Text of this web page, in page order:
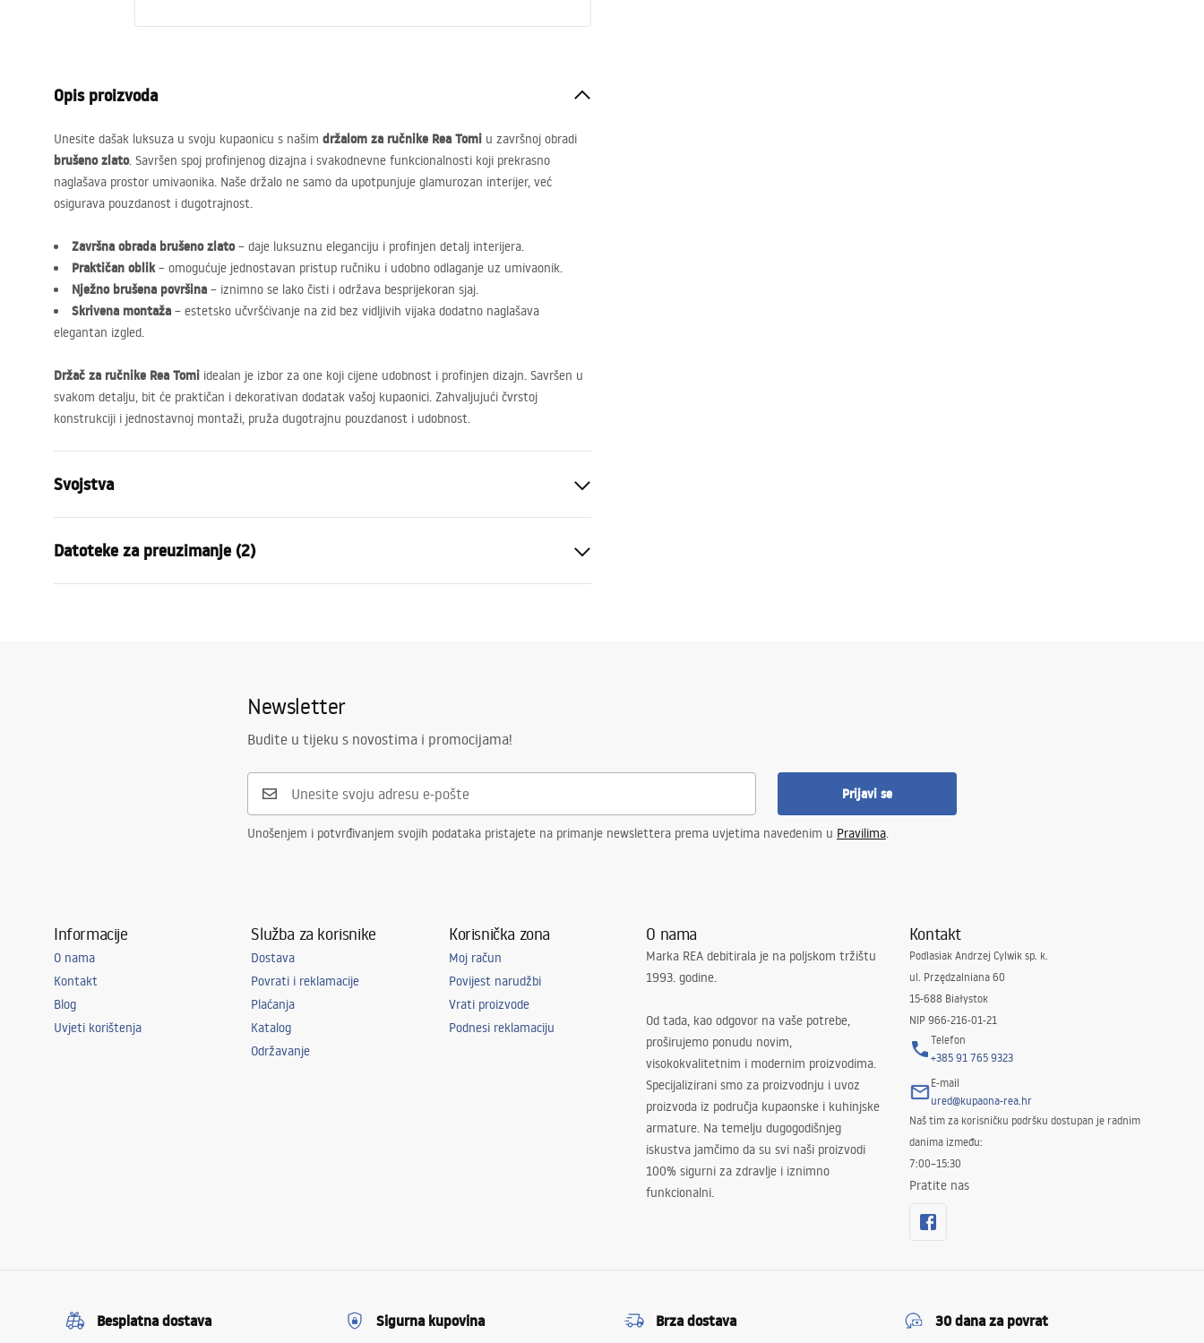
Opis proizvoda
Unesite dašak luksuza u svoju kupaonicu s našim držalom za ručnike Rea Tomi u završnoj obradi
brušeno zlato. Savršen spoj profinjenog dizajna i svakodnevne funkcionalnosti koji prekrasno
naglašava prostor umivaonika. Naše držalo ne samo da upotpunjuje glamurozan interijer, već
osigurava pouzdanost i dugotrajnost.
Završna obrada brušeno zlato– daje luksuznu eleganciju i profinjen detalj interijera.
Praktičan oblik– omogućuje jednostavan pristup ručniku i udobno odlaganje uz umivaonik.
Nježno brušena površina – iznimno se lako čisti i održava besprijekoran sjaj.
Skrivena montaža – estetsko učvršćivanje na zid bez vidljivih vijaka dodatno naglašava
elegantan izgled.
Držač za ručnike Rea Tomi idealan je izbor za one koji cijene udobnost i profinjen dizajn. Savršen u
svakom detalju, bit će praktičan i dekorativan dodatak vašoj kupaonici. Zahvaljujući čvrstoj
konstrukciji i jednostavnoj montaži, pruža dugotrajnu pouzdanost i udobnost.
Svojstva
Materijal
Način montaže
Na vijke
Tomi
24 mjeseca
Datoteke za preuzimanje (2)
Newsletter
Budite u tijeku s novostima i promocijama!
Prijavi se
Unošenjem i potvrđivanjem svojih podataka pristajete na primanje newslettera prema uvjetima navedenim u Pravilima.
Informacije
O nama
Kontakt
Blog
Uvjeti korištenja
Služba za korisnike
Dostava
Povrati i reklamacije
Plaćanja
Katalog
Održavanje
Korisnička zona
Moj račun
Povijest narudžbi
Vrati proizvode
Podnesi reklamaciju
O nama
Marka REA debitirala je na poljskom tržištu
1993. godine.
Od tada, kao odgovor na vaše potrebe,
proširujemo ponudu novim,
visokokvalitetnim i modernim proizvodima.
Specijalizirani smo za proizvodnju i uvoz
proizvoda iz područja kupaonske i kuhinjske
armature. Na temelju dugogodišnjeg
iskustva jamčimo da su svi naši proizvodi
100% sigurni za zdravlje i iznimno
funkcionalni.
Kontakt
Podlasiak Andrzej Cylwik sp. k.
ul. Przędzalniana 60
15-688 Białystok
NIP 966-216-01-21
Telefon
+385 91 765 9323
E-mail
ured@kupaona-rea.hr
Naš tim za korisničku podršku dostupan je radnim
danima između:
7:00–15:30
Pratite nas
Besplatna dostava Sigurna kupovina Brza dostava 30 dana za povrat